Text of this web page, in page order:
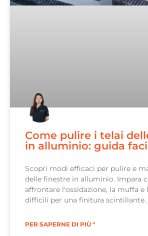
Come pulire i telai
in alluminio: guida
Scopri modi efficaci per pulire e
delle finestre in alluminio. Impara
affrontare l'ossidazione, la muffa e
difficili per una finitura scintillante.
PER SAPERNE DI PIÙ "